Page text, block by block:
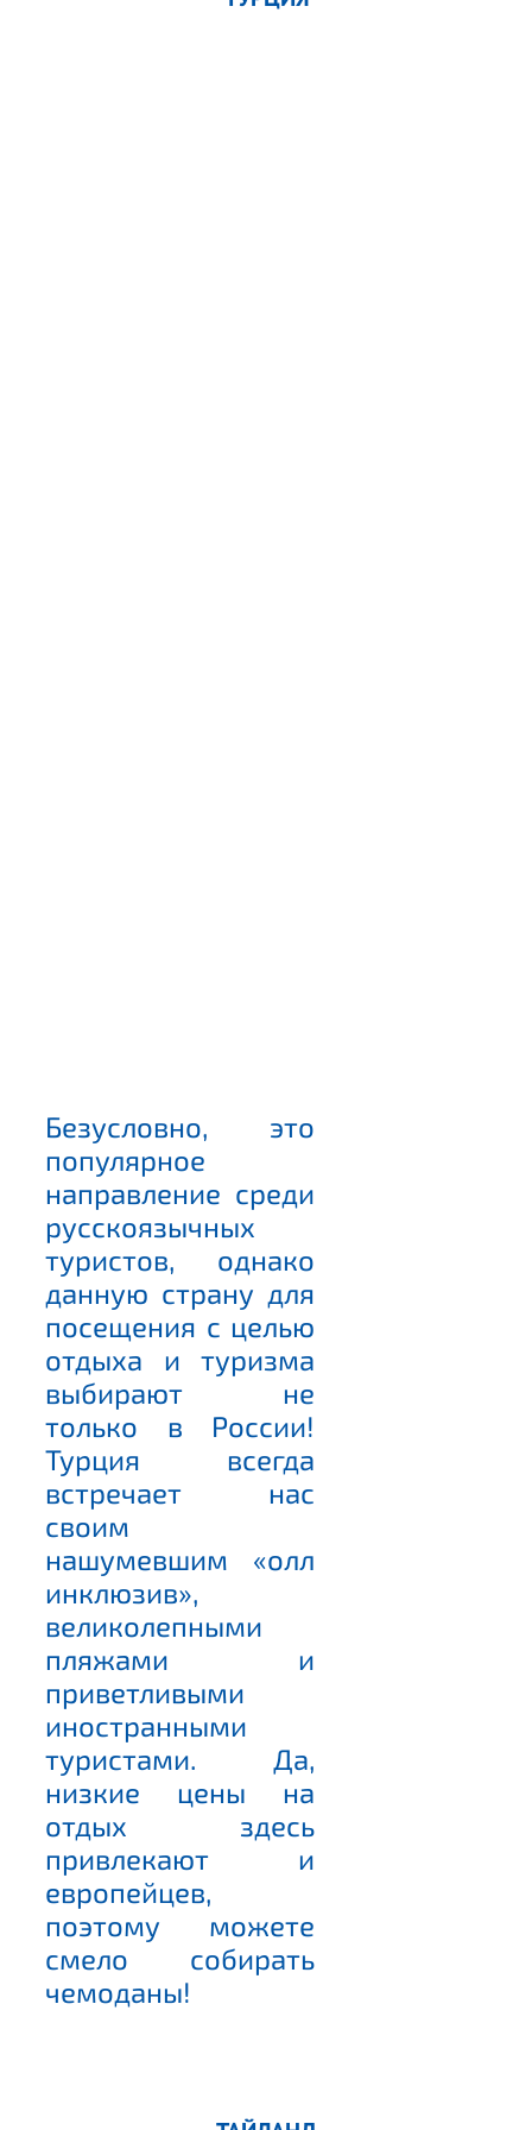
Безусловно, это
популярное
направление среди
русскоязычных
туристов, однако
данную страну для
посещения с целью
отдыха и туризма
выбирают не
только в России!
Турция всегда
встречает нас
своим
нашумевшим «олл
инклюзив»,
великолепными
пляжами и
приветливыми
иностранными
туристами. Да,
низкие цены на
отдых здесь
привлекают и
европейцев,
поэтому можете
смело собирать
чемоданы!